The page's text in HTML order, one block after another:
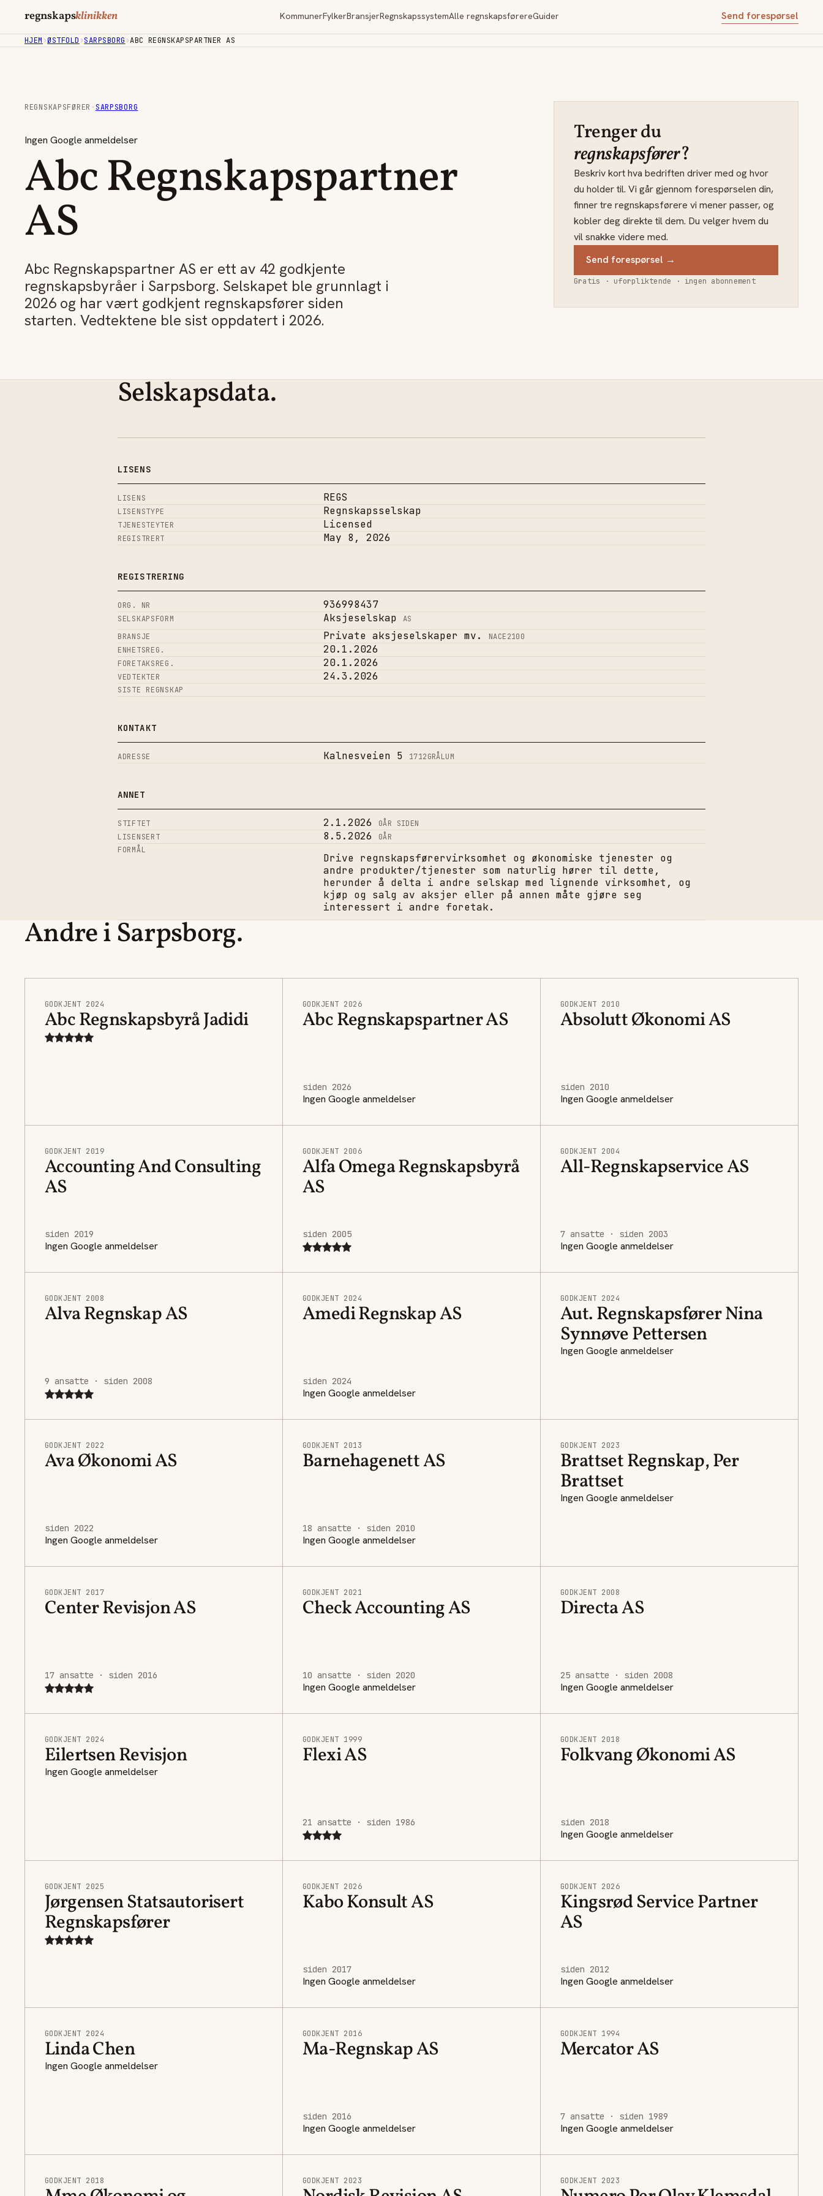
regnskapsklinikken KommunerFylkerBransjerRegnskapssystemAlle regnskapsførereGuider Send forespørsel
HJEM ›ØSTFOLD ›SARPSBORG ›ABC REGNSKAPSPARTNER AS
REGNSKAPSFØRER · SARPSBORG
Ingen Google anmeldelser
Abc Regnskapspartner
AS
Abc Regnskapspartner AS er ett av 42 godkjente
regnskapsbyråer i Sarpsborg. Selskapet ble grunnlagt i
2026 og har vært godkjent regnskapsfører siden
starten. Vedtektene ble sist oppdatert i 2026.
Trenger du
regnskapsfører?
Beskriv kort hva bedriften driver med og hvor
du holder til. Vi går gjennom forespørselen din,
finner tre regnskapsførere vi mener passer, og
kobler deg direkte til dem. Du velger hvem du
vil snakke videre med.
Send forespørsel →
Gratis · uforpliktende · ingen abonnement
Selskapsdata.
LISENS
LISENS REGS
LISENSTYPE Regnskapsselskap
TJENESTEYTER Licensed
REGISTRERT May 8, 2026
REGISTRERING
ORG. NR 936998437
SELSKAPSFORM Aksjeselskap
AS
BRANSJE
Private aksjeselskaper mv. NACE2100
ENHETSREG.
20.1.2026
FORETAKSREG. 20.1.2026
VEDTEKTER 24.3.2026
SISTE REGNSKAP
KONTAKT
ADRESSE Kalnesveien 5 1712GRÅLUM
ANNET
STIFTET 2.1.2026 0ÅR SIDEN
LISENSERT
8.5.2026 0ÅR
FORMÅL
Drive regnskapsførervirksomhet og økonomiske tjenester og
andre produkter/tjenester som naturlig hører til dette,
herunder å delta i andre selskap med lignende virksomhet, og
kjøp og salg av aksjer eller på annen måte gjøre seg
interessert i andre foretak.
Andre i Sarpsborg.
GODKJENT 2024
Abc Regnskapsbyrå Jadidi
GODKJENT 2026
Abc Regnskapspartner AS
siden 2026
Ingen Google anmeldelser
GODKJENT 2010
Absolutt Økonomi AS
siden 2010
Ingen Google anmeldelser
GODKJENT 2019
Accounting And Consulting
AS
siden 2019
Ingen Google anmeldelser
GODKJENT 2006
Alfa Omega Regnskapsbyrå
AS
siden 2005
GODKJENT 2004
All-Regnskapservice AS
7 ansatte · siden 2003
Ingen Google anmeldelser
GODKJENT 2008
Alva Regnskap AS
9 ansatte · siden 2008
GODKJENT 2024
Amedi Regnskap AS
siden 2024
Ingen Google anmeldelser
GODKJENT 2024
Aut. Regnskapsfører Nina
Synnøve Pettersen
Ingen Google anmeldelser
GODKJENT 2022
Ava Økonomi AS
siden 2022
Ingen Google anmeldelser
GODKJENT 2013
Barnehagenett AS
18 ansatte · siden 2010
Ingen Google anmeldelser
GODKJENT 2023
Brattset Regnskap, Per
Brattset
Ingen Google anmeldelser
GODKJENT 2017
Center Revisjon AS
17 ansatte · siden 2016
GODKJENT 2021
Check Accounting AS
10 ansatte · siden 2020
Ingen Google anmeldelser
GODKJENT 2008
Directa AS
25 ansatte · siden 2008
Ingen Google anmeldelser
GODKJENT 2024
Eilertsen Revisjon
Ingen Google anmeldelser
GODKJENT 1999
Flexi AS
21 ansatte · siden 1986
GODKJENT 2018
Folkvang Økonomi AS
siden 2018
Ingen Google anmeldelser
GODKJENT 2025
Jørgensen Statsautorisert
Regnskapsfører
GODKJENT 2026
Kabo Konsult AS
siden 2017
Ingen Google anmeldelser
GODKJENT 2026
Kingsrød Service Partner
AS
siden 2012
Ingen Google anmeldelser
GODKJENT 2024
Linda Chen
Ingen Google anmeldelser
GODKJENT 2016
Ma-Regnskap AS
siden 2016
Ingen Google anmeldelser
GODKJENT 1994
Mercator AS
7 ansatte · siden 1989
Ingen Google anmeldelser
GODKJENT 2018 GODKJENT 2023 GODKJENT 2023